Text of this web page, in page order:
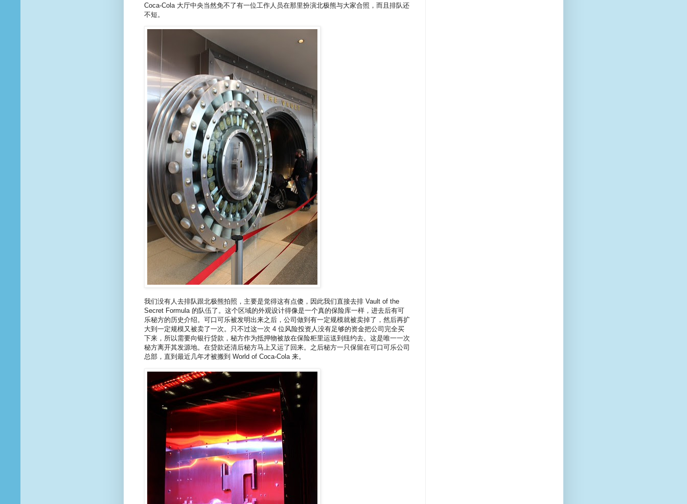
Coca-Cola 大厅中央当然免不了有一位工作人员在那里扮演北极熊与大家合照，而且排队还
不短。
我们没有人去排队跟北极熊拍照，主要是觉得这有点傻，因此我们直接去排 Vault of the
Secret Formula 的队伍了。这个区域的外观设计得像是一个真的保险库一样，进去后有可
乐秘方的历史介绍。可口可乐被发明出来之后，公司做到有一定规模就被卖掉了，然后再扩
大到一定规模又被卖了一次。只不过这一次 4 位风险投资人没有足够的资金把公司完全买
下来，所以需要向银行贷款，秘方作为抵押物被放在保险柜里运送到纽约去。这是唯一一次
秘方离开其发源地。在贷款还清后秘方马上又运了回来。之后秘方一只保留在可口可乐公司
总部，直到最近几年才被搬到 World of Coca-Cola 来。